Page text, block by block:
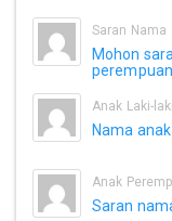
Saran Nama
Mohon
perempuan
Anak Laki-laki
Nama
Anak
Saran